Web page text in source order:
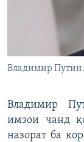
Владимир Путин.
Владимир
имзои чанд
назорат ба